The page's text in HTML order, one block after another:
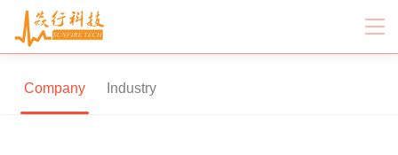
Company Industry